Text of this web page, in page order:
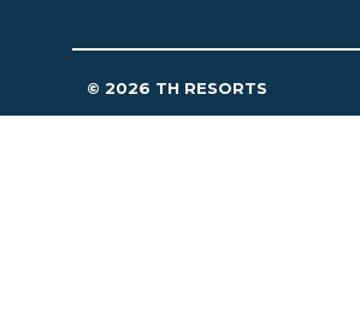
© 2026 TH RESORTS